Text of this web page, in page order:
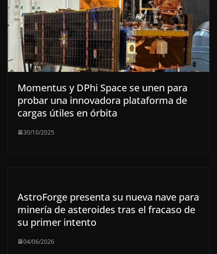
Momentus y DPhi Space se unen para
probar una innovadora plataforma de
cargas útiles en órbita
30/10/2025
AstroForge presenta su nueva nave para
minería de asteroides tras el fracaso de
su primer intento
04/06/2026